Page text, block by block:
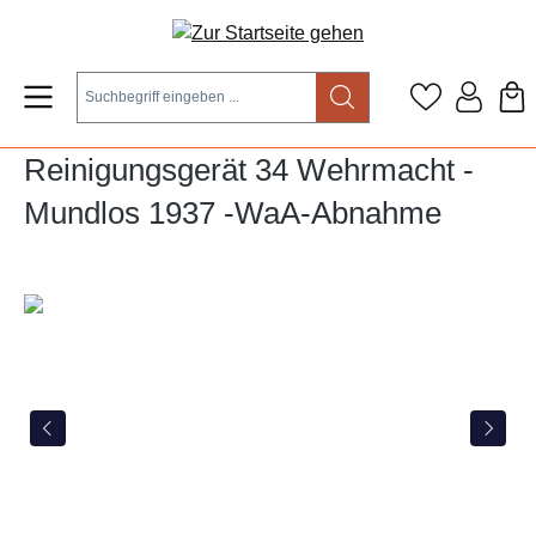
Zum Hauptinhalt springen
Reinigungsgerät 34 Wehrmacht -
Mundlos 1937 -WaA-Abnahme